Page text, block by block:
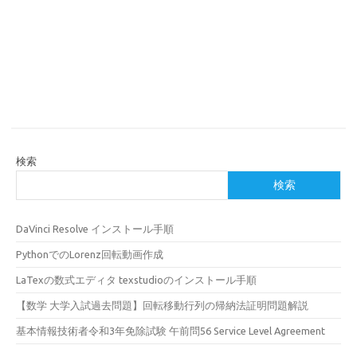
検索
検索
DaVinci Resolve インストール手順
PythonでのLorenz回転動画作成
LaTexの数式エディタ texstudioのインストール手順
【数学 大学入試過去問題】回転移動行列の帰納法証明問題解説
基本情報技術者令和3年免除試験 午前問56 Service Level Agreement